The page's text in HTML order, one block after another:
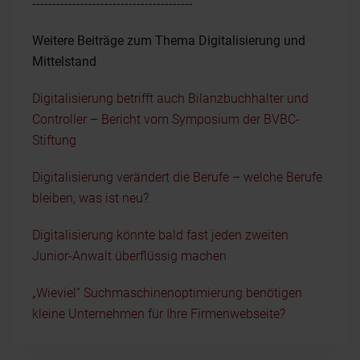
----------------------------------------
Weitere Beiträge zum Thema Digitalisierung und
Mittelstand
Digitalisierung betrifft auch Bilanzbuchhalter und
Controller – Bericht vom Symposium der BVBC-
Stiftung
Digitalisierung verändert die Berufe – welche Berufe
bleiben, was ist neu?
Digitalisierung könnte bald fast jeden zweiten
Junior-Anwalt überflüssig machen
„Wieviel“ Suchmaschinenoptimierung benötigen
kleine Unternehmen für Ihre Firmenwebseite?